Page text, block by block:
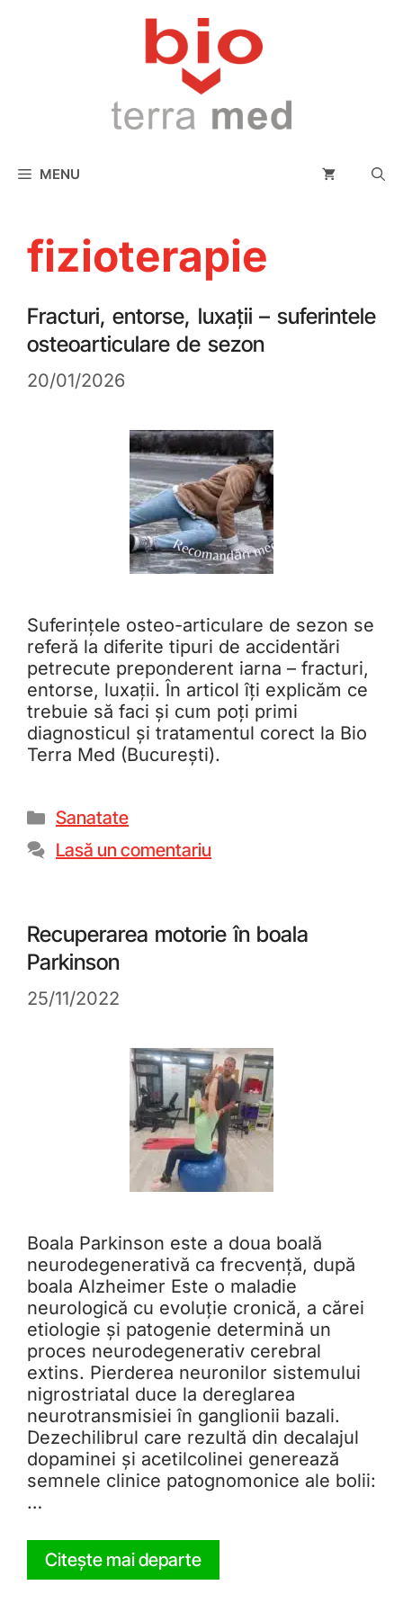
MENU
fizioterapie
Fracturi, entorse, luxații – suferintele
osteoarticulare de sezon
20/01/2026
Suferințele osteo-articulare de sezon se
referă la diferite tipuri de accidentări
petrecute preponderent iarna – fracturi,
entorse, luxații. În articol îți explicăm ce
trebuie să faci și cum poți primi
diagnosticul și tratamentul corect la Bio
Terra Med (București).
Sanatate
Lasă un comentariu
Recuperarea motorie în boala
Parkinson
25/11/2022
Boala Parkinson este a doua boală
neurodegenerativă ca frecvență, după
boala Alzheimer Este o maladie
neurologică cu evoluție cronică, a cărei
etiologie și patogenie determină un
proces neurodegenerativ cerebral
extins. Pierderea neuronilor sistemului
nigrostriatal duce la dereglarea
neurotransmisiei în ganglionii bazali.
Dezechilibrul care rezultă din decalajul
dopaminei și acetilcolinei generează
semnele clinice patognomonice ale bolii:
…
Citește mai departe